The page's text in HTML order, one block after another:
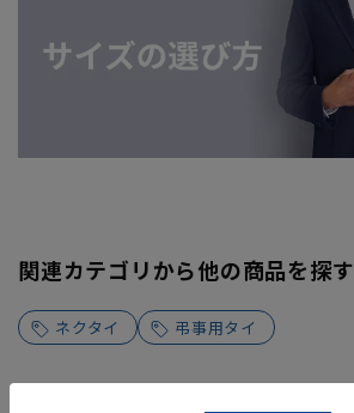
関連カテゴリから他の商品を探す
ネクタイ 弔事用タイ